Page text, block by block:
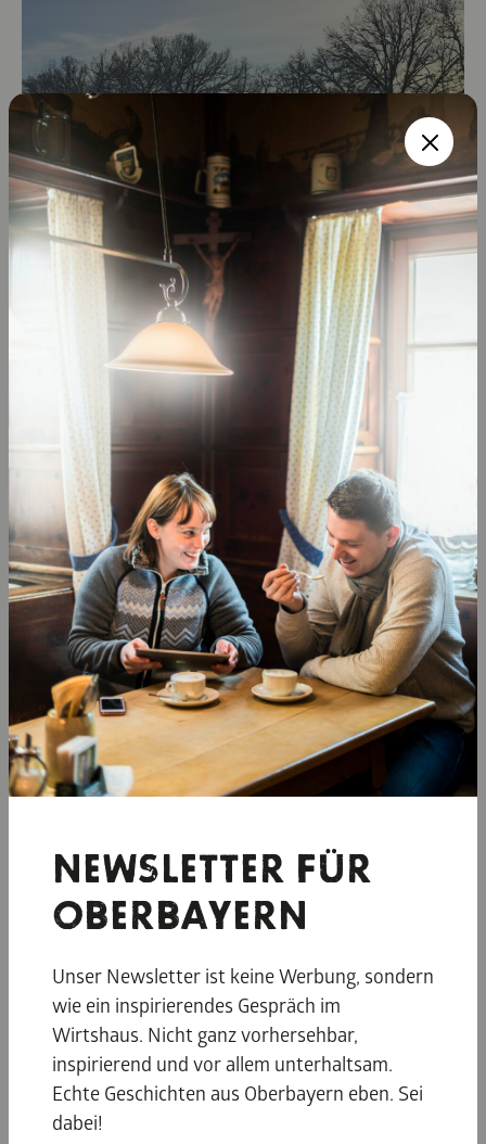
Lichtblicke im Pfaffenwinkel
© Dietmar Denger
Lichtblicke in der Alpenregion
Tegernsee Schliersee
NEWSLETTER FÜR
OBERBAYERN
Unser Newsletter ist keine Werbung, sondern
wie ein inspirierendes Gespräch im
Wirtshaus. Nicht ganz vorhersehbar,
inspirierend und vor allem unterhaltsam.
Echte Geschichten aus Oberbayern eben. Sei
dabei!